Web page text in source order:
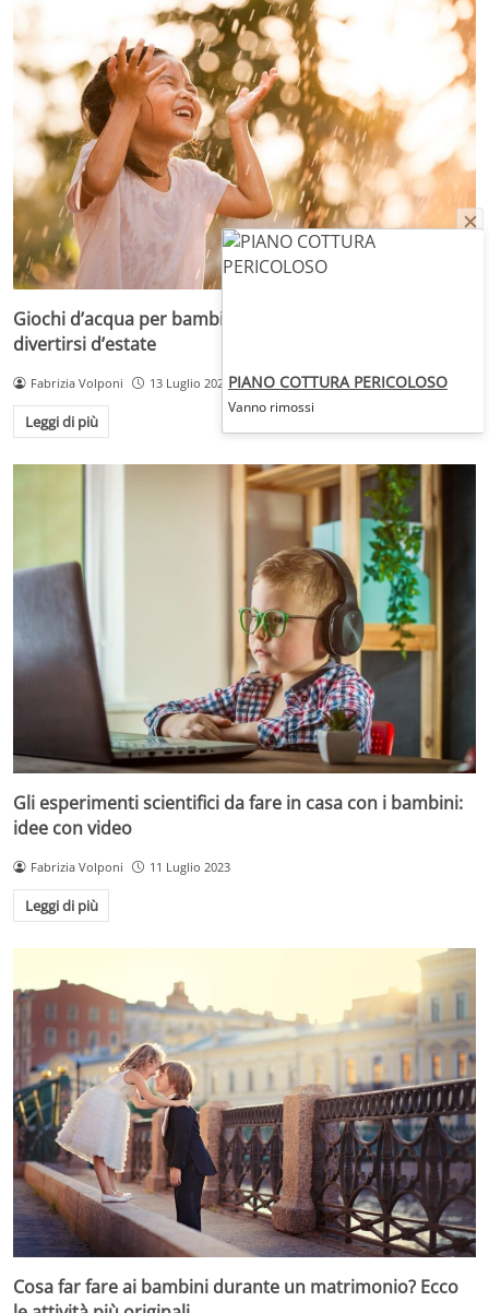
Giochi d’acqua per bambini: idee per rinfrescarsi e
divertirsi d’estate
Fabrizia Volponi 13 Luglio 2023
Leggi di più
Gli esperimenti scientifici da fare in casa con i bambini:
idee con video
Fabrizia Volponi 11 Luglio 2023
Leggi di più
Cosa far fare ai bambini durante un matrimonio? Ecco
PIANO COTTURA PERICOLOSO
Vanno rimossi